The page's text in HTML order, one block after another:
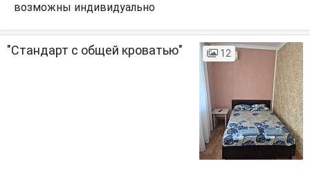
возможны индивидуально
"Стандарт с общей кроватью" 12